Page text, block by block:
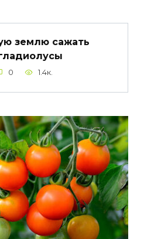
землю сажать
0 1.4к.